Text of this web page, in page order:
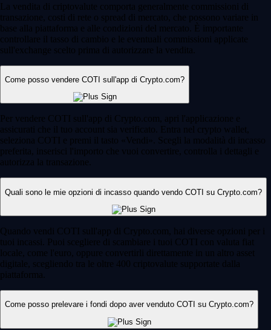
La vendita di criptovalute comporta generalmente commissioni di
transazione, costi di rete o spread di mercato, che possono variare in
base alla piattaforma e alle condizioni del mercato. È importante
controllare il tasso di cambio e le eventuali commissioni applicate
sull'exchange scelto prima di autorizzare la vendita.
Come posso vendere COTI sull'app di Crypto.com?
Per vendere COTI sull'app di Crypto.com, apri l'applicazione e
assicurati che il tuo account sia verificato. Entra nel crypto wallet,
seleziona COTI e premi il tasto «Vendi». Scegli la modalità di incasso
preferita, inserisci l'importo che vuoi convertire, controlla i dettagli e
autorizza la transazione.
Quali sono le mie opzioni di incasso quando vendo COTI su Crypto.com?
Quando vendi COTI sull'app di Crypto.com, hai diverse opzioni per i
tuoi incassi. Puoi scegliere di scambiare i tuoi COTI con valuta fiat
locale, come l'euro, oppure convertirli direttamente in un altro asset
digitale, scegliendo tra le oltre 400 criptovalute supportate dalla
piattaforma.
Come posso prelevare i fondi dopo aver venduto COTI su Crypto.com?